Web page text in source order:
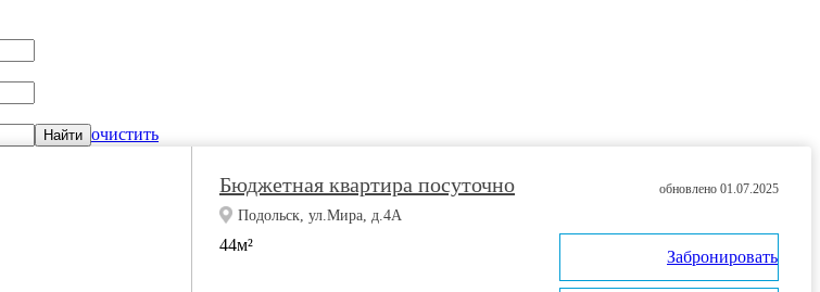
Найти очистить
Бюджетная квартира посуточно
Подольск, ул.Мира, д.4А
44м²
обновлено 01.07.2025
Забронировать